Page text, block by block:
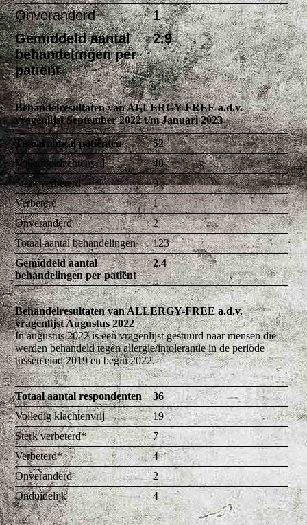
Onveranderd
1
Gemiddeld aantal
behandelingen per
patiënt
2.9
Behandelresultaten van ALLERGY-FREE a.d.v.
vragenlijst September 2022 t/m Januari 2023
Totaal aantal patiënten
52
Volledig klachtenvrij
40
Sterk verbeterd
9
Verbeterd
1
Onveranderd
2
Totaal aantal behandelingen
123
Gemiddeld aantal
behandelingen per patiënt
2.4
Behandelresultaten van ALLERGY-FREE a.d.v.
vragenlijst Augustus 2022
In augustus 2022 is een vragenlijst gestuurd naar mensen die
werden behandeld tegen allergie/intolerantie in de periode
tussen eind 2019 en begin 2022.
Totaal aantal respondenten
36
Volledig klachtenvrij
19
Sterk verbeterd*
7
Verbeterd*
4
Onveranderd
2
Onduidelijk
4